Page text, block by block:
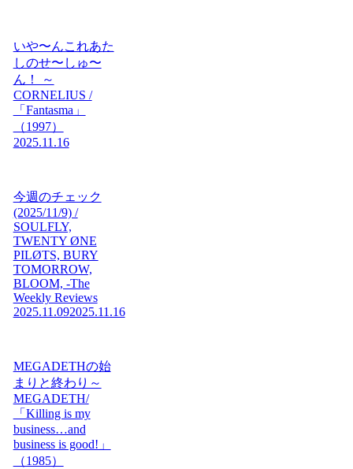
いや〜んこれあた
しのせ〜しゅ〜
ん！ ～
CORNELIUS /
「Fantasma」
（1997）
2025.11.16
今週のチェック
(2025/11/9) /
SOULFLY,
TWENTY ØNE
PILØTS, BURY
TOMORROW,
BLOOM, -The
Weekly Reviews
2025.11.092025.11.16
MEGADETHの始
まりと終わり～
MEGADETH/
「Killing is my
business…and
business is good!」
（1985）